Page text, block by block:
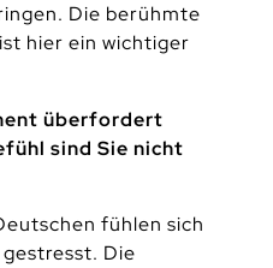
Die berühmte
hier ein wichtiger
überfordert
sind Sie nicht
fühlen sich
Die